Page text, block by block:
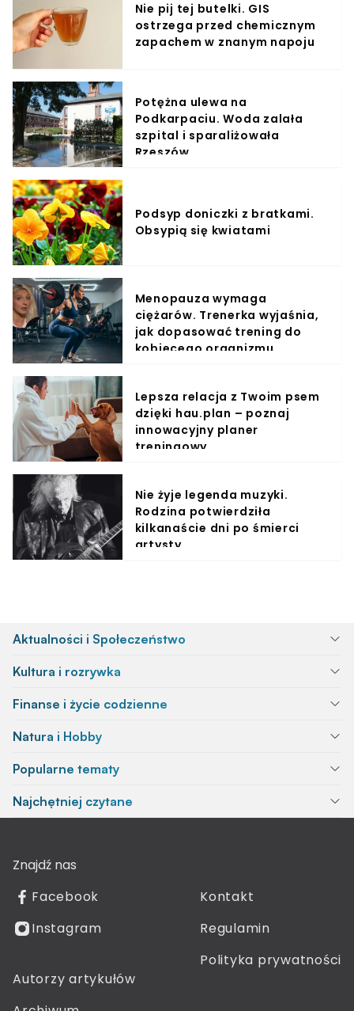
Nie pij tej butelki. GIS
ostrzega przed chemicznym
zapachem w znanym napoju
Potężna ulewa na
Podkarpaciu. Woda zalała
szpital i sparaliżowała
Rzeszów
Podsyp doniczki z bratkami.
Obsypią się kwiatami
Menopauza wymaga
ciężarów. Trenerka wyjaśnia,
jak dopasować trening do
kobiecego organizmu
Lepsza relacja z Twoim psem
dzięki hau.plan – poznaj
innowacyjny planer
treningowy
Nie żyje legenda muzyki.
Rodzina potwierdziła
kilkanaście dni po śmierci
artysty
Aktualności i Społeczeństwo
Kultura i rozrywka
Finanse i życie codzienne
Natura i Hobby
Popularne tematy
Najchętniej czytane
Znajdź nas
Facebook
Instagram
Kontakt
Regulamin
Polityka prywatności
Autorzy artykułów